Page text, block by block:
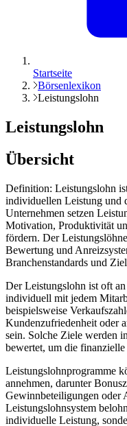
Startseite
Börsenlexikon
Leistungslohn
Leistungslohn
Übersicht
Definition: Leistungslohn
individuellen Leistung und
Unternehmen setzen
Motivation, Produktivität
fördern. Der
Bewertung und
Branchenstandards und
Der Leistungslohn ist oft
individuell mit jedem
beispielsweise
Kundenzufriedenheit oder
sein. Solche Ziele werden
bewertet, um die
Leistungslohnprogramme
annehmen, darunter
Gewinnbeteiligungen oder
Leistungslohnsystem
individuelle Leistung,